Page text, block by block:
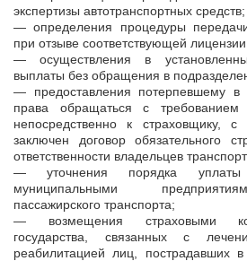
экспертизы автотранспортных средств;
— определения процедуры
при отзыве соответствующей
— осуществления в
выплаты без обращения в
— предоставления потерпевшему в
права обращаться с
непосредственно к страховщику,
заключен договор обязательного
ответственности владельцев
— уточнения порядка уплаты
муниципальными
пассажирского транспорта;
— возмещения страховыми
государства, связанных с
реабилитацией лиц, пострадавших